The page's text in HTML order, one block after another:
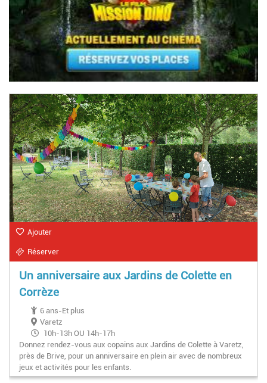
Ajouter
Réserver
Un anniversaire aux Jardins de Colette en
Corrèze
6 ans-Et plus
Varetz
10h-13h OU 14h-17h
Donnez rendez-vous aux copains aux Jardins de Colette à Varetz,
près de Brive, pour un anniversaire en plein air avec de nombreux
jeux et activités pour les enfants.